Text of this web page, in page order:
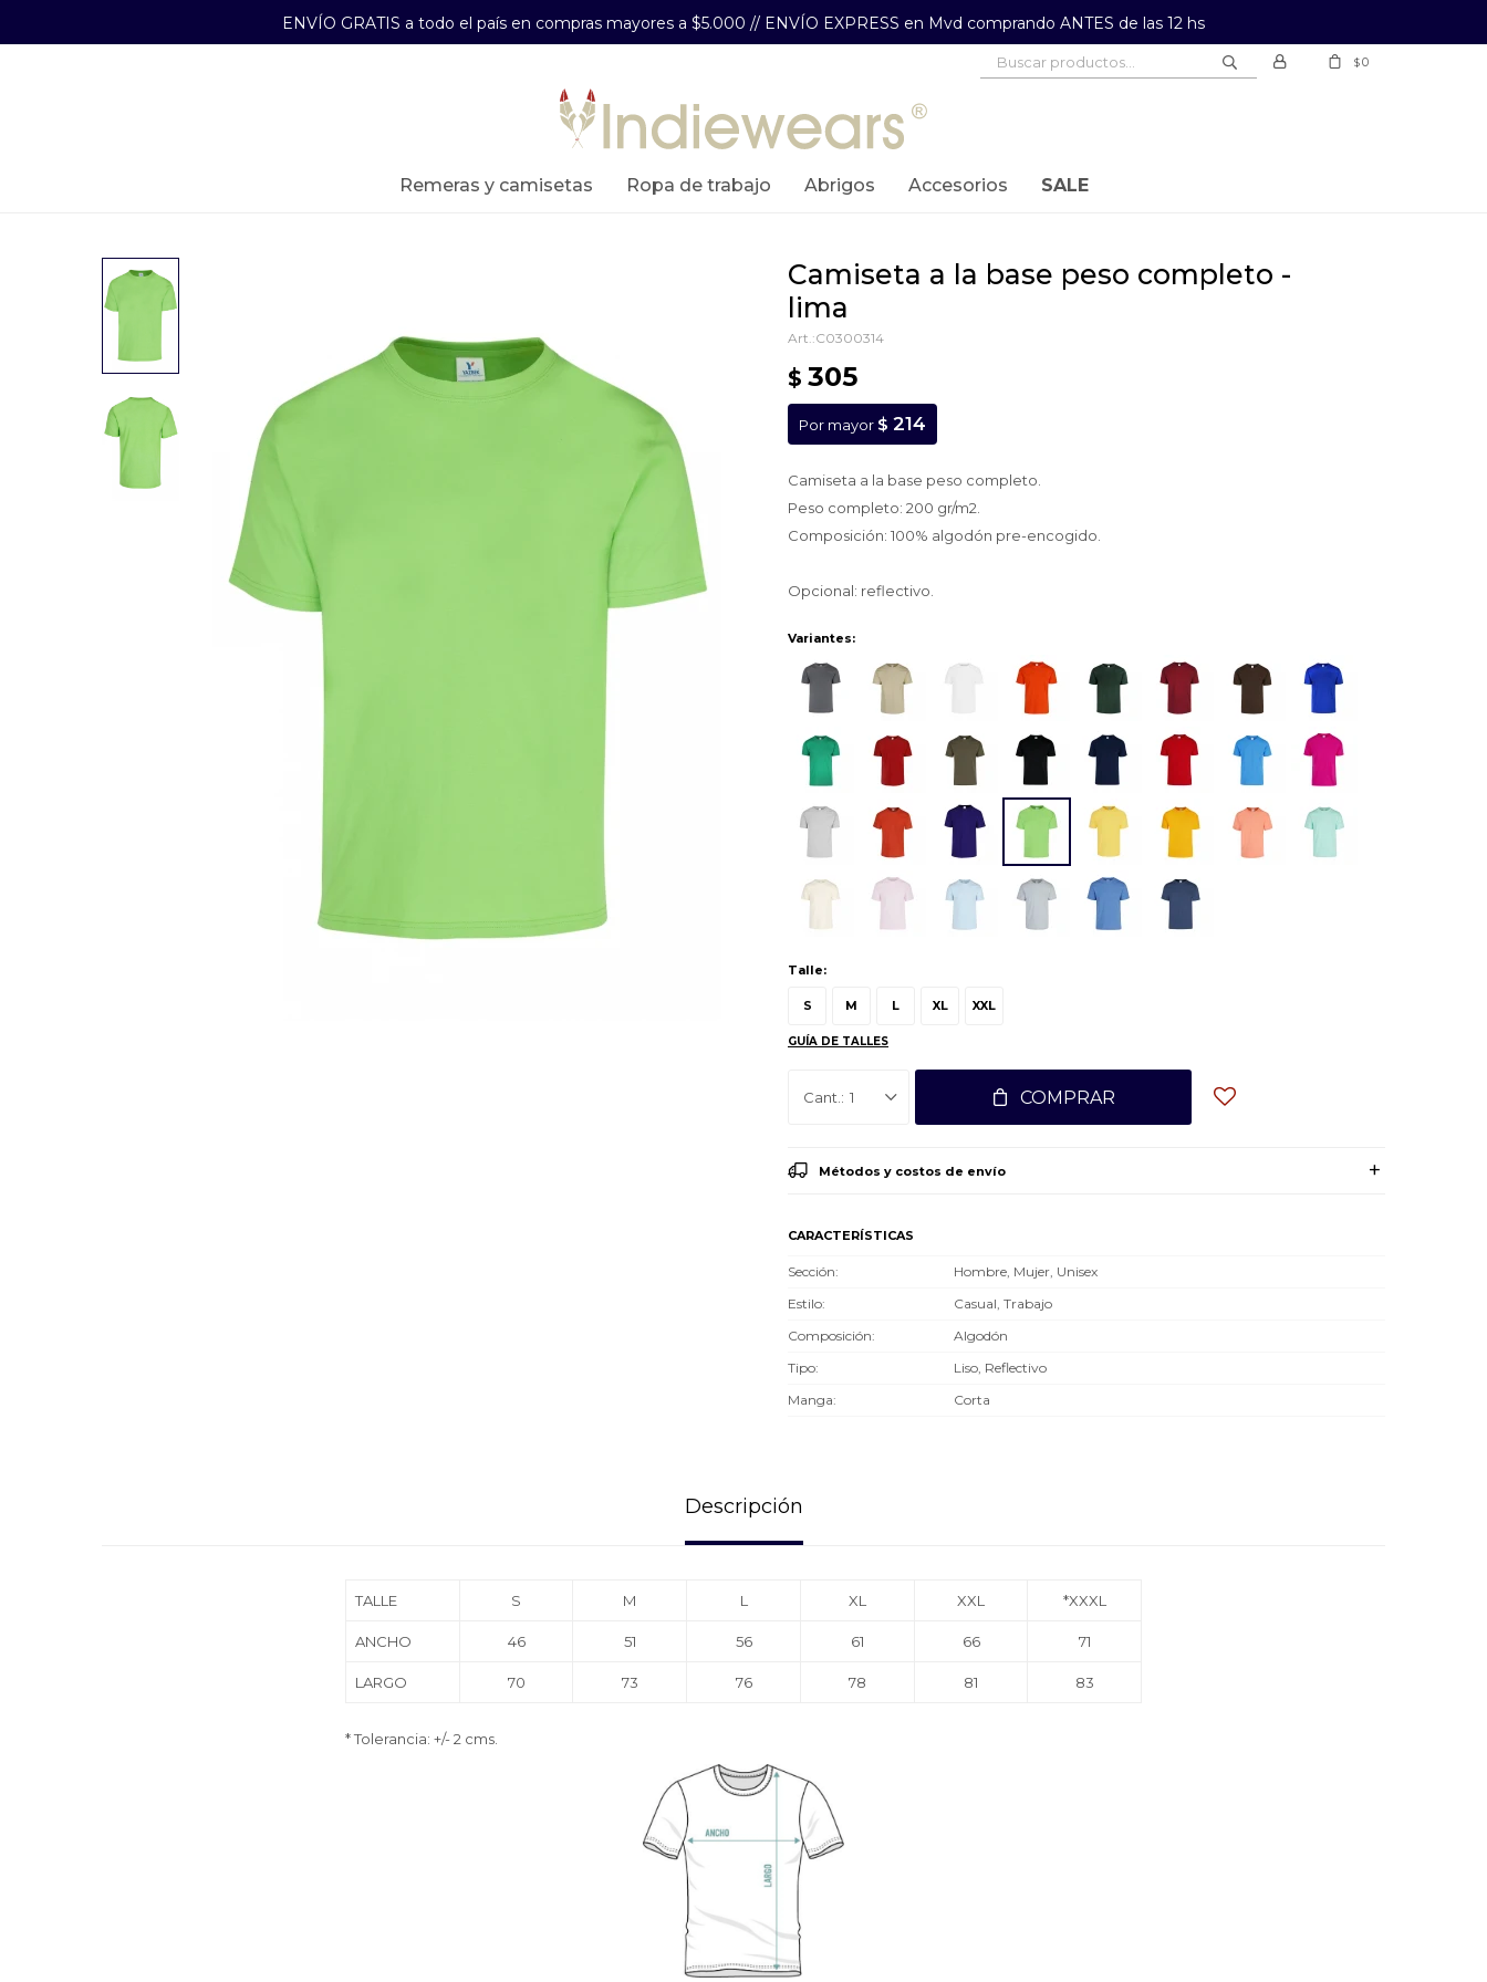
ENVÍO GRATIS a todo el país en compras mayores a $5.000 // ENVÍO EXPRESS en Mvd comprando ANTES de las 12 hs
remeras y camisetas ropa de trabajo abrigos accesorios SALE
$0
camiseta a la base peso completo -
lima
C0300314
$ 305
Por mayor $ 214
Camiseta a la base peso completo.
Peso completo: 200 gr/m2.
Composición: 100% algodón pre-encogido.
Opcional: reflectivo.
Variantes:
Talle:
S M L XL XXL
GUÍA DE TALLES
1 COMPRAR
Métodos y costos de envío
CARACTERÍSTICAS
Sección
Hombre, Mujer, Unisex
Estilo
Casual, Trabajo
Composición
Algodón
Tipo
Liso, Reflectivo
Manga
Corta
Descripción
TALLE S M L XL XXL *XXXL
ANCHO 46 51 56 61 66 71
LARGO 70 73 76 78 81 83
* Tolerancia: +/- 2 cms.